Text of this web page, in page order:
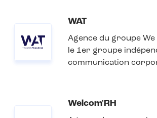
WAT
Agence du groupe
le 1er groupe
communication
Welcom'RH